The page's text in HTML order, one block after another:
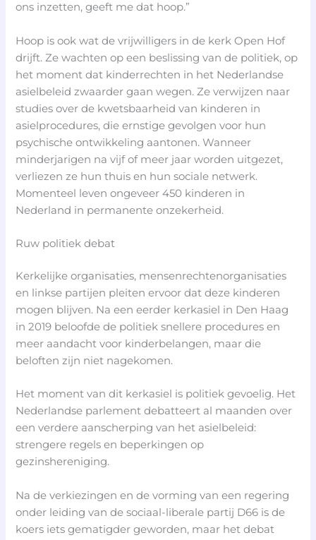
ons inzetten, geeft me dat hoop.”
Hoop is ook wat de vrijwilligers in de kerk Open Hof
drijft. Ze wachten op een beslissing van de politiek, op
het moment dat kinderrechten in het Nederlandse
asielbeleid zwaarder gaan wegen. Ze verwijzen naar
studies over de kwetsbaarheid van kinderen in
asielprocedures, die ernstige gevolgen voor hun
psychische ontwikkeling aantonen. Wanneer
minderjarigen na vijf of meer jaar worden uitgezet,
verliezen ze hun thuis en hun sociale netwerk.
Momenteel leven ongeveer 450 kinderen in
Nederland in permanente onzekerheid.
Ruw politiek debat
Kerkelijke organisaties, mensenrechtenorganisaties
en linkse partijen pleiten ervoor dat deze kinderen
mogen blijven. Na een eerder kerkasiel in Den Haag
in 2019 beloofde de politiek snellere procedures en
meer aandacht voor kinderbelangen, maar die
beloften zijn niet nagekomen.
Het moment van dit kerkasiel is politiek gevoelig. Het
Nederlandse parlement debatteert al maanden over
een verdere aanscherping van het asielbeleid:
strengere regels en beperkingen op
gezinshereniging.
Na de verkiezingen en de vorming van een regering
onder leiding van de sociaal-liberale partij D66 is de
koers iets gematigder geworden, maar het debat